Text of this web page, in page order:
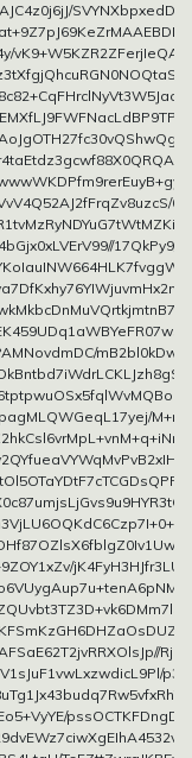
0/
17QkPy9/